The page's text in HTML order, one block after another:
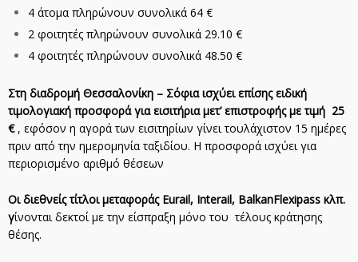
4 άτομα πληρώνουν συνολικά 64 €
2 φοιτητές πληρώνουν συνολικά 29.10 €
4 φοιτητές πληρώνουν συνολικά 48.50 €
Στη διαδρομή Θεσσαλονίκη – Σόφια ισχύει επίσης ειδική
τιμολογιακή προσφορά για εισιτήρια μετ’ επιστροφής με τιμή 25
€, εφόσον η αγορά των εισιτηρίων γίνει τουλάχιστον 15 ημέρες
πριν από την ημερομηνία ταξιδίου. Η προσφορά ισχύει για
περιορισμένο αριθμό θέσεων
Οι διεθνείς τίτλοι μεταφοράς Eurail, Interail, BalkanFlexipass κλπ.
γίνονται δεκτοί με την είσπραξη μόνο του τέλους κράτησης
θέσης.